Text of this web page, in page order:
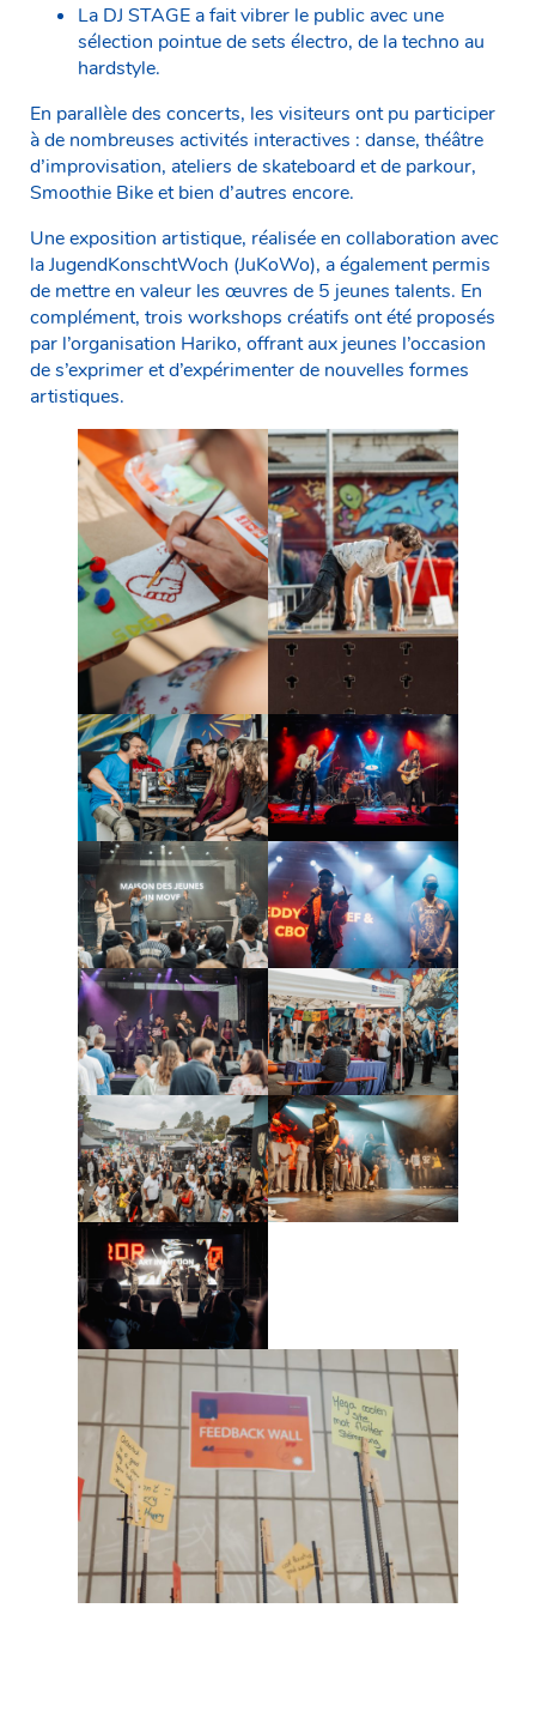
La DJ STAGE a fait vibrer le public avec une
sélection pointue de sets électro, de la techno au
hardstyle.
En parallèle des concerts, les visiteurs ont pu participer
à de nombreuses activités interactives : danse, théâtre
d’improvisation, ateliers de skateboard et de parkour,
Smoothie Bike et bien d’autres encore.
Une exposition artistique, réalisée en collaboration avec
la JugendKonschtWoch (JuKoWo), a également permis
de mettre en valeur les œuvres de 5 jeunes talents. En
complément, trois workshops créatifs ont été proposés
par l’organisation Hariko, offrant aux jeunes l’occasion
de s’exprimer et d’expérimenter de nouvelles formes
artistiques.